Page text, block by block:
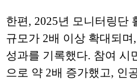
한편, 2025년 모니터링단
규모가 2배 이상 확대되
성과를 기록했다. 참여 시
으로 약 2배 증가했고, 인